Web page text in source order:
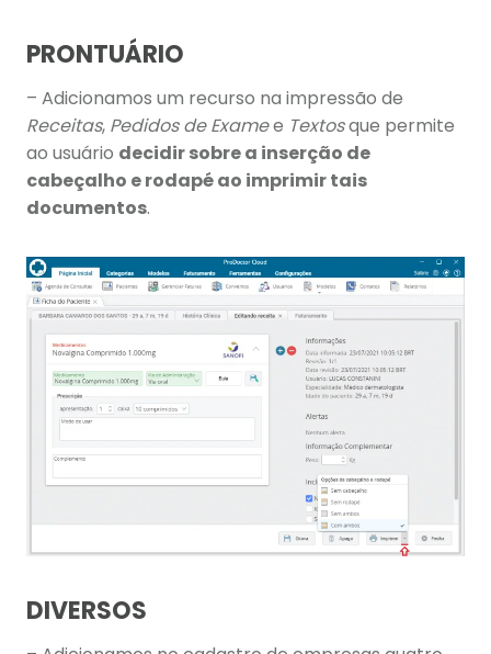
PRONTUÁRIO
– Adicionamos um recurso na impressão de
Receitas, Pedidos de Examee Textosque permite
ao usuário decidir sobre a inserção de
cabeçalho e rodapé ao imprimir tais
documentos.
DIVERSOS